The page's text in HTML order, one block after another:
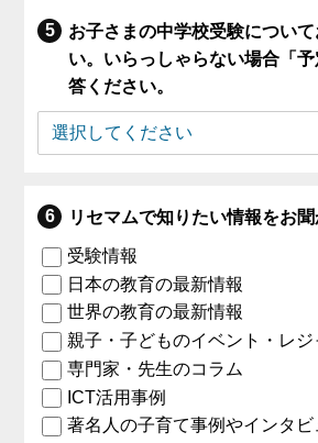
お子さまの中学校受験につい
い。いらっしゃらない場合「
答ください。
リセマムで知りたい情報をお聞
受験情報
日本の教育の最新情報
世界の教育の最新情報
親子・子どものイベント・レジ
専門家・先生のコラム
ICT活用事例
著名人の子育て事例やインタビ